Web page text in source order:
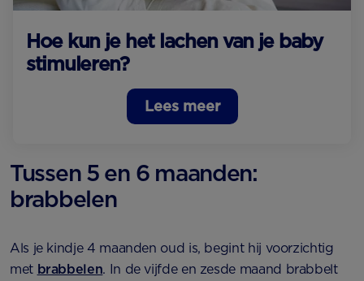
Hoe kun je het lachen van je baby
stimuleren?
Lees meer
Tussen 5 en 6 maanden:
brabbelen
Als je kindje 4 maanden oud is, begint hij voorzichtig
met brabbelen. In de vijfde en zesde maand brabbelt